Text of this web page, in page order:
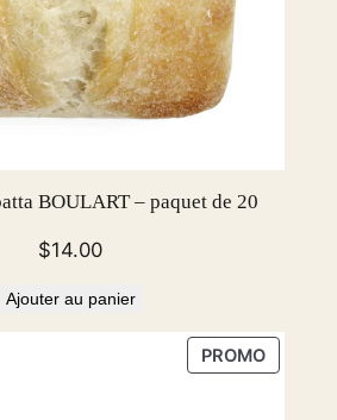
BOULART – paquet de 20
$14.00
Ajouter au panier
PROMO
EN